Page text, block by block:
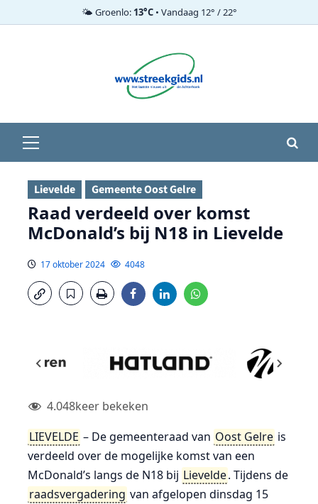
🌤️ Groenlo: 13°C• Vandaag 12° / 22°
menu
Lievelde Gemeente Oost Gelre
Raad verdeeld over komst
McDonald’s bij N18 in Lievelde
17 oktober 2024 4048
4.048keer bekeken
LIEVELDE – De gemeenteraad van Oost Gelre is
verdeeld over de mogelijke komst van een
McDonald’s langs de N18 bij Lievelde. Tijdens de
raadsvergadering van afgelopen dinsdag 15